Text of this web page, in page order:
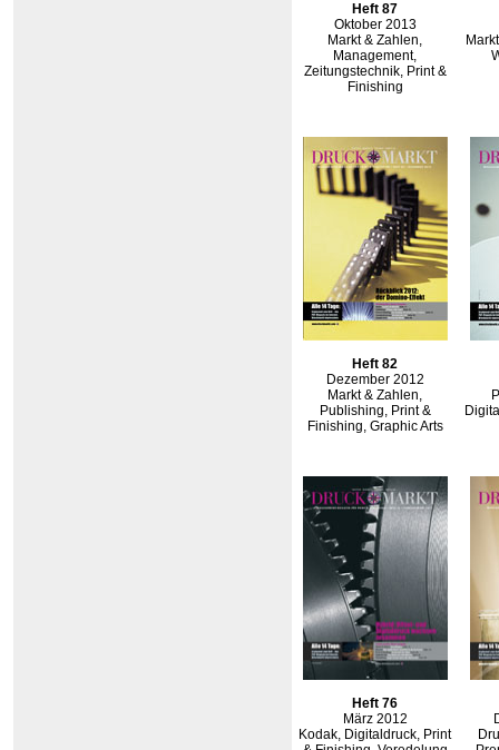
Heft 87
Oktober 2013
Markt & Zahlen,
Management,
Zeitungstechnik, Print &
Finishing
Heft 82
Dezember 2012
Markt & Zahlen,
Publishing, Print &
Finishing, Graphic Arts
Heft 76
März 2012
Kodak, Digitaldruck, Print